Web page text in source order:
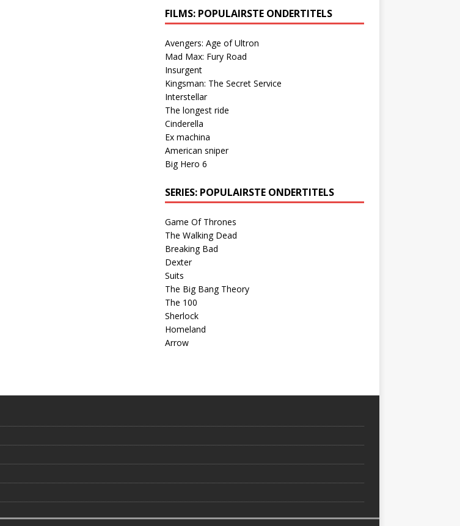
FILMS: POPULAIRSTE ONDERTITELS
Avengers: Age of Ultron
Mad Max: Fury Road
Insurgent
Kingsman: The Secret Service
Interstellar
The longest ride
Cinderella
Ex machina
American sniper
Big Hero 6
SERIES: POPULAIRSTE ONDERTITELS
Game Of Thrones
The Walking Dead
Breaking Bad
Dexter
Suits
The Big Bang Theory
The 100
Sherlock
Homeland
Arrow